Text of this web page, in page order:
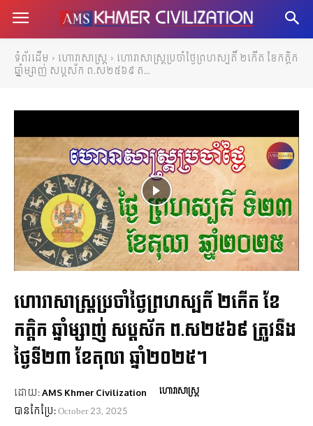
ទំព័រដើម ហោរាសាស្ត្រ ហោរាសាស្រ្តប្រចាំថ្ងៃព្រហស្បតិ៍ ២កើត ខែកត្តិក
ឆ្នាំម្សាញ់ សប្តស័ក ព.ស២៥៦៩ ត...
ហោរាសាស្រ្តប្រចាំថ្ងៃព្រហស្បតិ៍ ២កើត ខែ
កត្តិក ឆ្នាំម្សាញ់ សប្តស័ក ព.ស២៥៦៩ ត្រូវនឹង
ថ្ងៃទី២៣ ខែតុលា ឆ្នាំ២០២៥។
ដោយ:AMS Khmer Civilization ហោរាសាស្ត្រ
បានកែប្រែ:October 23, 2025